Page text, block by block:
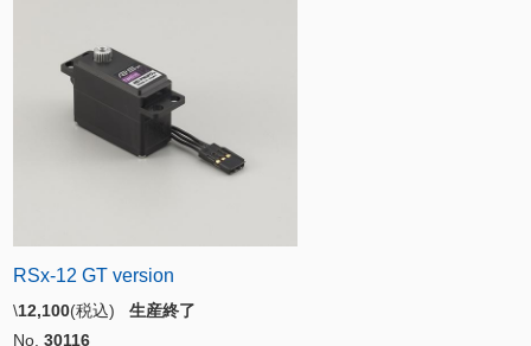
RSx-12 GT version
\12,100(税込) 生産終了
No. 30116